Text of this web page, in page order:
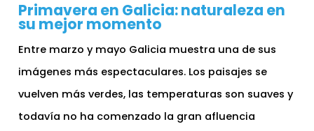
Primavera en Galicia: naturaleza en
su mejor momento
Entre marzo y mayo Galicia muestra una de sus
imágenes más espectaculares. Los paisajes se
vuelven más verdes, las temperaturas son suaves y
todavía no ha comenzado la gran afluencia